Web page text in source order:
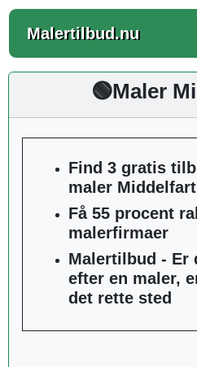
Malertilbud.nu
🟢Maler
Find 3 gratis
maler Middelfart
Få 55 procent
malerfirmaer
Malertilbud - Er
efter en maler,
det rette sted